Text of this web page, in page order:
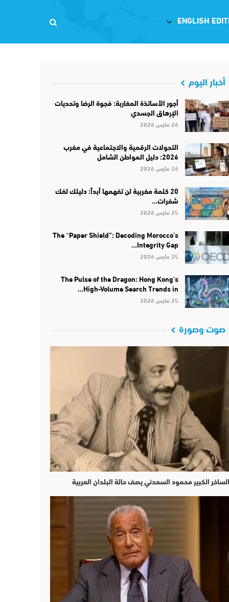
ENGLISH
أخبار اليوم
أجور الأساتذة المغاربة: فجوة الرضا وتحديات
الإرهاق الجسدي
26 مارس 2026
التحولات الرقمية والاجتماعية في مغرب
2026: دليل المواطن الشامل
26 مارس 2026
20 كلمة مغربية لن تفهمها أبداً: دليلك لفك
شفرات…
25 مارس 2026
The “Paper Shield”: Decoding Morocco’s
Integrity Gap…
25 مارس 2026
The Pulse of the Dragon: Hong Kong’s
High-Volume Search Trends in…
25 مارس 2026
صوت وصورة
الساخر الكبير محمود السعدني يصف حالة البلدان العربية